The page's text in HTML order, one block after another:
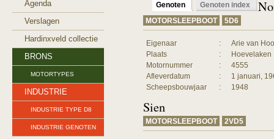
Genoten Genoten index
MOTORSLEEPBOOT 5D6
Eigenaar :
Arie van
Plaats
:
Hoevelaken
Motornummer
:
4555
Afleverdatum
:
1 januari,
Scheepsbouwjaar
: 1948
Sien
MOTORSLEEPBOOT 2VD5
Agenda
Verslagen
Hardinxveld collectie
BRONS
MOTORTYPES
INDUSTRIE
INDUSTRIE TYPE D8
INDUSTRIE GENOTEN